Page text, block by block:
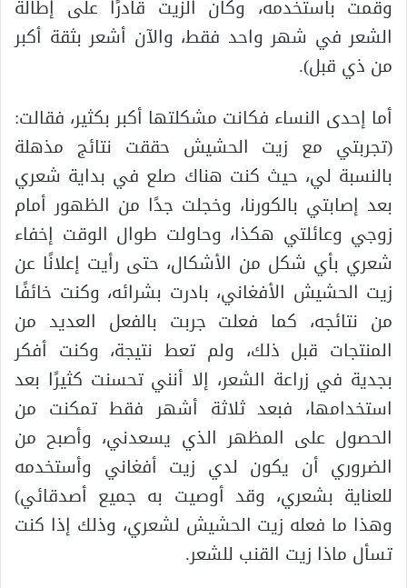
وقمت باستخدمه، وكان الزيت قادرًا على إطالة
الشعر في شهر واحد فقط، والآن أشعر بثقة أكبر
من ذي قبل).
أما إحدى النساء فكانت مشكلتها أكبر بكثير، فقالت:
(تجربتي مع زيت الحشيش حققت نتائج مذهلة
بالنسبة لي، حيث كنت هناك صلع في بداية شعري
بعد إصابتي بالكورنا، وخجلت جدًا من الظهور أمام
زوجي وعائلتي هكذا، وحاولت طوال الوقت إخفاء
شعري بأي شكل من الأشكال، حتى رأيت إعلانًا عن
زيت الحشيش الأفغاني، بادرت بشرائه، وكنت خائفًا
من نتائجه، كما فعلت جربت بالفعل العديد من
المنتجات قبل ذلك، ولم تعط نتيجة، وكنت أفكر
بجدية في زراعة الشعر، إلا أنني تحسنت كثيرًا بعد
استخدامها، فبعد ثلاثة أشهر فقط تمكنت من
الحصول على المظهر الذي يسعدني، وأصبح من
الضروري أن يكون لدي زيت أفغاني وأستخدمه
للعناية بشعري، وقد أوصيت به جميع أصدقائي)
وهذا ما فعله زيت الحشيش لشعري، وذلك إذا كنت
تسأل ماذا زيت القنب للشعر.